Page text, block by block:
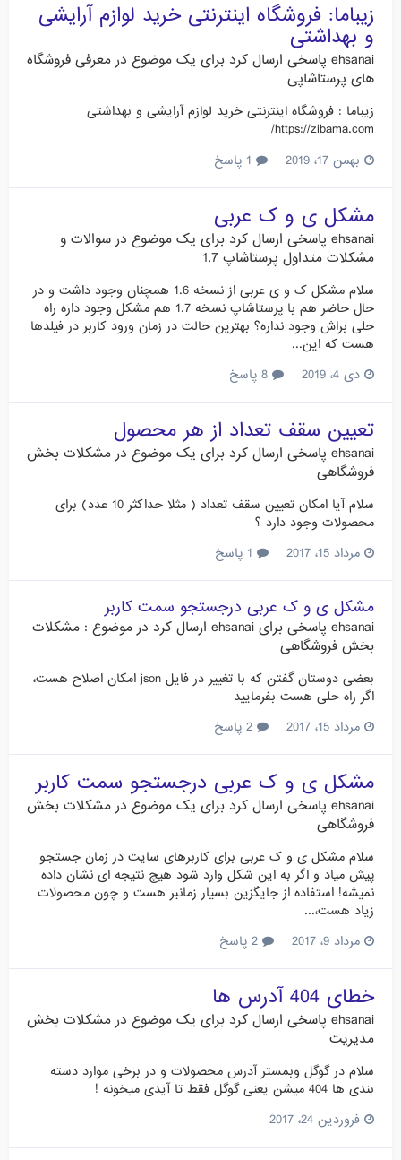
زیباما: فروشگاه اینترنتی خرید لوازم آرایشی
و بهداشتی
ehsanai پاسخی ارسال کرد برای یک موضوع در معرفی فروشگاه
های پرستاشاپی
زیباما : فروشگاه اینترنتی خرید لوازم آرایشی و بهداشتی
https://zibama.com/
بهمن 17، 2019
مشکل ی و ک عربی
ehsanai پاسخی ارسال کرد برای یک موضوع در سوالات و
مشکلات متداول پرستاشاپ 1.7
سلام مشکل ک و ی عربی از نسخه 1.6 همچنان وجود داشت و در
حال حاضر هم با پرستاشاپ نسخه 1.7 هم مشکل وجود داره راه
حلی براش وجود نداره؟ بهترین حالت در زمان ورود کاربر در فیلدها
هست که این...
دی 4، 2019
تعیین سقف تعداد از هر محصول
ehsanai پاسخی ارسال کرد برای یک موضوع در مشکلات بخش
فروشگاهی
سلام آیا امکان تعیین سقف تعداد ( مثلا حداکثر 10 عدد) برای
محصولات وجود دارد ؟
مرداد 15، 2017
مشکل ی و ک عربی درجستجو سمت کاربر
ehsanai پاسخی برای ehsanai ارسال کرد در موضوع : مشکلات
بخش فروشگاهی
بعضی دوستان گفتن که با تغییر در فایل json امکان اصلاح هست،
اگر راه حلی هست بفرمایید
مرداد 15، 2017
مشکل ی و ک عربی درجستجو سمت کاربر
ehsanai پاسخی ارسال کرد برای یک موضوع در مشکلات بخش
فروشگاهی
سلام مشکل ی و ک عربی برای کاربرهای سایت در زمان جستجو
پیش میاد و اگر به این شکل وارد شود هیچ نتیجه ای نشان داده
نمیشه! استفاده از جایگزین بسیار زمانبر هست و چون محصولات
زیاد هست،...
مرداد 9، 2017
خطای 404 آدرس ها
ehsanai پاسخی ارسال کرد برای یک موضوع در مشکلات بخش
مدیریت
سلام در گوگل وبمستر آدرس محصولات و در برخی موارد دسته
بندی ها 404 میشن یعنی گوگل فقط تا آیدی میخونه !
فروردین 24، 2017